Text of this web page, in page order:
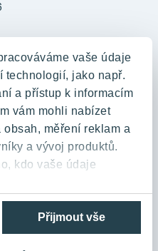
vaše údaje
technologií, jako např.
a přístup k informacím
vám mohli nabízet
měření reklam a
a vývoj produktů.
kdo vaše údaje
také:Přijmout vše
Podmínky použití
Cookies